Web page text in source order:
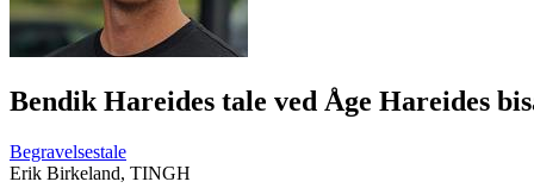
Bendik Hareides tale ved Åge Hareides
Begravelsestale
Erik Birkeland, TINGH